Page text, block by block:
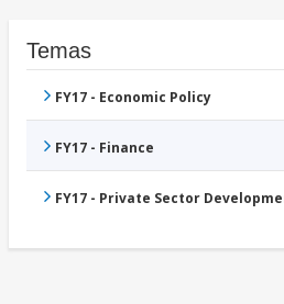
Temas
FY17 - Economic Policy
FY17 - Finance
FY17 - Private Sector